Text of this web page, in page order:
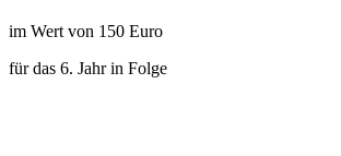
im Wert von 150 Euro
für das 6. Jahr in Folge